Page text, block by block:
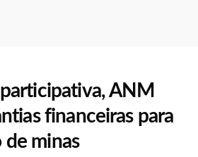
ANM
financeiras para
minas